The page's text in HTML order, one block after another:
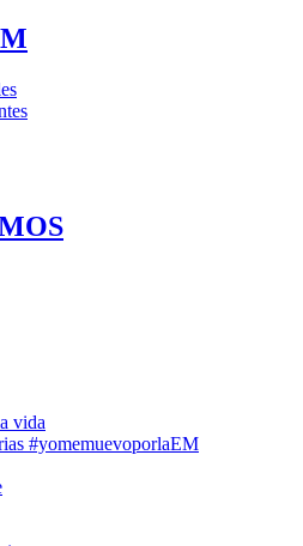
vida
#yomemuevoporlaEM